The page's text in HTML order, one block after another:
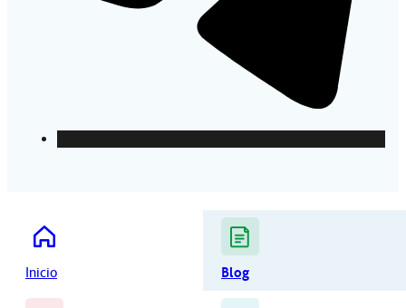
Inicio Blog